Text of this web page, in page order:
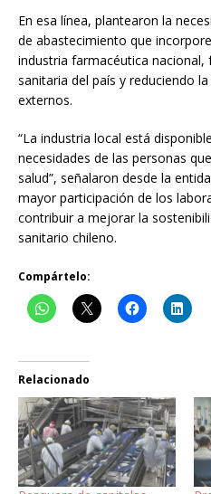
En esa línea, plantearon la
de abastecimiento que
industria farmacéutica nacional,
sanitaria del país y reduciendo
externos.
“La industria local está
necesidades de las personas
salud”, señalaron desde la
mayor participación de los
contribuir a mejorar la
sanitario chileno.
Compártelo:
Relacionado